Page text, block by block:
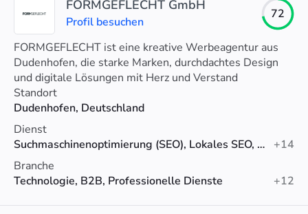
FORMGEFLECHT GmbH
Profil besuchen
72
FORMGEFLECHT ist eine kreative Werbeagentur aus
Dudenhofen, die starke Marken, durchdachtes Design
und digitale Lösungen mit Herz und Verstand
entwickelt.
Standort
Dudenhofen, Deutschland
Dienst
Suchmaschinenoptimierung (SEO), Lokales SEO, Technisches SEO
+14
Branche
Technologie, B2B, Professionelle Dienste
+12